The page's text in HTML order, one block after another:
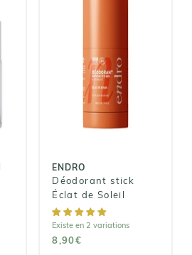
ENDRO
Déodorant stick
Éclat de Soleil
Existe en 2 variations
8,90€
ENDRO
Déodorant
stick Éclat de
Soleil